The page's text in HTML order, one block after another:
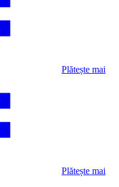
Plătește mai
Plătește mai